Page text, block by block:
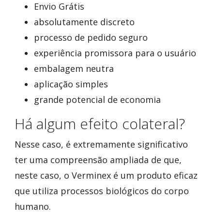
Envio Grátis
absolutamente discreto
processo de pedido seguro
experiência promissora para o usuário
embalagem neutra
aplicação simples
grande potencial de economia
Há algum efeito colateral?
Nesse caso, é extremamente significativo
ter uma compreensão ampliada de que,
neste caso, o Verminex é um produto eficaz
que utiliza processos biológicos do corpo
humano.